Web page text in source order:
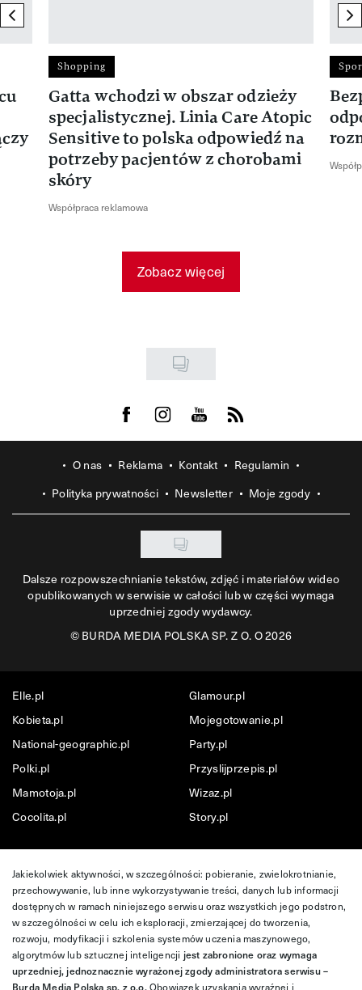
previous element
Shopping
Gatta wchodzi w obszar odzieży
specjalistycznej. Linia Care Atopic
Sensitive to polska odpowiedź na
potrzeby pacjentów z chorobami
skóry
Współpraca reklamowa
Zobacz więcej
Visit us on Facebook
Visit us on Instagram
Visit us on Youtube
Visit us on Rss
O nas Reklama Kontakt
Regulamin
Polityka prywatności
Newsletter Moje zgody
Dalsze rozpowszechnianie tekstów, zdjęć i materiałów wideo
opublikowanych w serwisie w całości lub w części wymaga
uprzedniej zgody wydawcy.
©BURDA MEDIA POLSKA SP. Z O. O 2026
Elle.pl
Glamour.pl
Kobieta.pl
Mojegotowanie.pl
National-geographic.pl
Party.pl
Polki.pl
Przyslijprzepis.pl
Mamotoja.pl
Wizaz.pl
Cocolita.pl
Story.pl
Jakiekolwiek aktywności, w szczególności: pobieranie, zwielokrotnianie,
przechowywanie, lub inne wykorzystywanie treści, danych lub informacji
dostępnych w ramach niniejszego serwisu oraz wszystkich jego podstron,
w szczególności w celu ich eksploracji, zmierzającej do tworzenia,
rozwoju, modyfikacji i szkolenia systemów uczenia maszynowego,
algorytmów lub sztucznej inteligencji jest zabronione oraz wymaga
uprzedniej, jednoznacznie wyrażonej zgody administratora serwisu –
Burda Media Polska sp. z o.o.Obowiązek uzyskania wyraźnej i